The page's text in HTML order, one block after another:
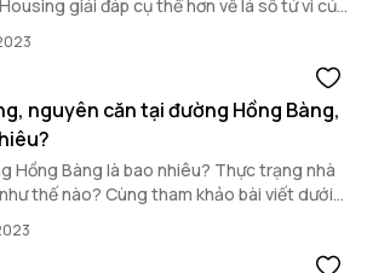
giải đáp cụ thể hơn về lá số tử vi của
nguyên căn tại đường Hồng Bàng,
Hồng Bàng là bao nhiêu? Thực trạng nhà
thế nào? Cùng tham khảo bài viết dưới